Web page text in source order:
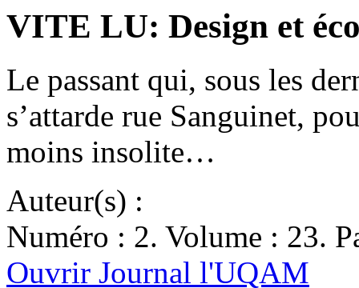
VITE LU: Design et
Le passant qui, sous les
s’attarde rue Sanguinet,
moins insolite…
Auteur(s) :
Numéro : 2. Volume : 23.
Ouvrir Journal l'UQAM